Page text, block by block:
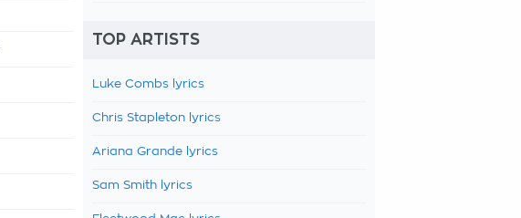
TOP ARTISTS
Luke Combs lyrics
Chris Stapleton lyrics
Ariana Grande lyrics
Sam Smith lyrics